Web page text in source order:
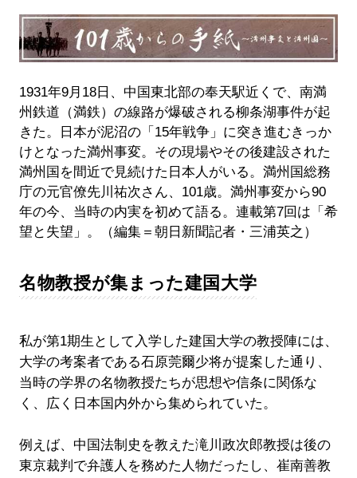
1931年9月18日、中国東北部の奉天駅近くで、南満
州鉄道（満鉄）の線路が爆破される柳条湖事件が起
きた。日本が泥沼の「15年戦争」に突き進むきっか
けとなった満州事変。その現場やその後建設された
満州国を間近で見続けた日本人がいる。満州国総務
庁の元官僚先川祐次さん、101歳。満州事変から90
年の今、当時の内実を初めて語る。連載第7回は「希
望と失望」。（編集＝朝日新聞記者・三浦英之）
名物教授が集まった建国大学
私が第1期生として入学した建国大学の教授陣には、
大学の考案者である石原莞爾少将が提案した通り、
当時の学界の名物教授たちが思想や信条に関係な
く、広く日本国内外から集められていた。
例えば、中国法制史を教えた滝川政次郎教授は後の
東京裁判で弁護人を務めた人物だったし、崔南善教